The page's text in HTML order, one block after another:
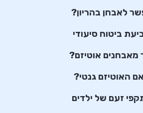
לאבחן בהריון?
ביטוח סיעודי
מאבחנים אוטיזם?
האוטיזם גנטי?
זעם של ילדים